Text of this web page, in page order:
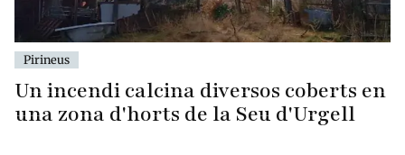
Pirineus
Un incendi calcina diversos coberts en
una zona d'horts de la Seu d'Urgell